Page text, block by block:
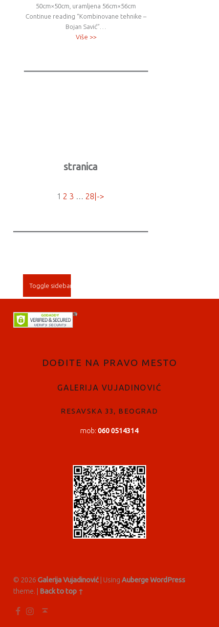
50cm×50cm, uramljena 56cm×56cm
Continue reading “Kombinovane tehnike –
Bojan Savić”…
Više >>
stranica
1 2 3 … 28 |->
SIDEBAR
Toggle sidebar
FOOTER SIDEBAR
DOĐITE NA PRAVO MESTO
GALERIJA VUJADINOVIĆ
RESAVSKA 33, BEOGRAD
mob:060 0514314
© 2026 Galerija Vujadinović Using AubergeWordPress
theme.
Back to top ↑
Fb In